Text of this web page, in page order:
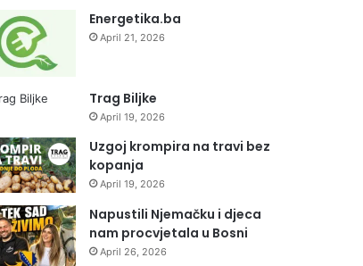
Energetika.ba
April 21, 2026
Trag Biljke
April 19, 2026
Uzgoj krompira na travi bez
kopanja
April 19, 2026
Napustili Njemačku i djeca
nam procvjetala u Bosni
April 26, 2026